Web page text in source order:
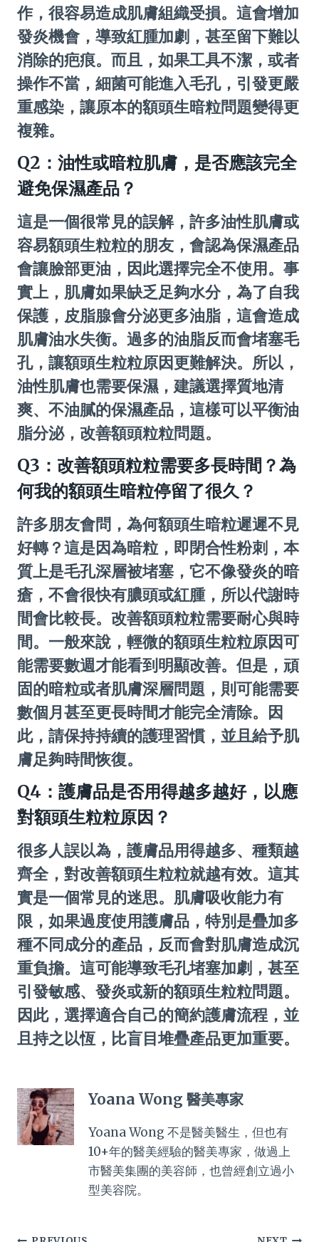
作，很容易造成肌膚組織受損。這會增加
發炎機會，導致紅腫加劇，甚至留下難以
消除的疤痕。而且，如果工具不潔，或者
操作不當，細菌可能進入毛孔，引發更嚴
重感染，讓原本的額頭生暗粒問題變得更
複雜。
Q2：油性或暗粒肌膚，是否應該完全
避免保濕產品？
這是一個很常見的誤解，許多油性肌膚或
容易額頭生粒粒的朋友，會認為保濕產品
會讓臉部更油，因此選擇完全不使用。事
實上，肌膚如果缺乏足夠水分，為了自我
保護，皮脂腺會分泌更多油脂，這會造成
肌膚油水失衡。過多的油脂反而會堵塞毛
孔，讓額頭生粒粒原因更難解決。所以，
油性肌膚也需要保濕，建議選擇質地清
爽、不油膩的保濕產品，這樣可以平衡油
脂分泌，改善額頭粒粒問題。
Q3：改善額頭粒粒需要多長時間？為
何我的額頭生暗粒停留了很久？
許多朋友會問，為何額頭生暗粒遲遲不見
好轉？這是因為暗粒，即閉合性粉刺，本
質上是毛孔深層被堵塞，它不像發炎的暗
瘡，不會很快有膿頭或紅腫，所以代謝時
間會比較長。改善額頭粒粒需要耐心與時
間。一般來說，輕微的額頭生粒粒原因可
能需要數週才能看到明顯改善。但是，頑
固的暗粒或者肌膚深層問題，則可能需要
數個月甚至更長時間才能完全清除。因
此，請保持持續的護理習慣，並且給予肌
膚足夠時間恢復。
Q4：護膚品是否用得越多越好，以應
對額頭生粒粒原因？
很多人誤以為，護膚品用得越多、種類越
齊全，對改善額頭生粒粒就越有效。這其
實是一個常見的迷思。肌膚吸收能力有
限，如果過度使用護膚品，特別是疊加多
種不同成分的產品，反而會對肌膚造成沉
重負擔。這可能導致毛孔堵塞加劇，甚至
引發敏感、發炎或新的額頭生粒粒問題。
因此，選擇適合自己的簡約護膚流程，並
且持之以恆，比盲目堆疊產品更加重要。
Yoana Wong 醫美專家
Yoana Wong 不是醫美醫生，但也有
10+年的醫美經驗的醫美專家，做過上
市醫美集團的美容師，也曾經創立過小
型美容院。